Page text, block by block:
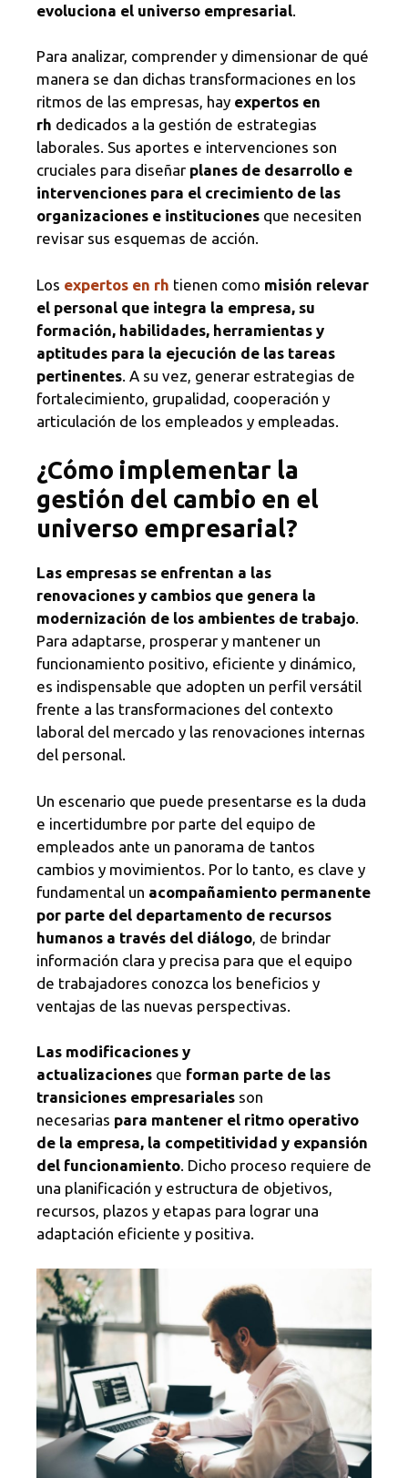
evoluciona el universo empresarial
Para analizar, comprender y dimensionar de qué
manera se dan dichas transformaciones en los
ritmos de las empresas, hay expertos en
rh dedicados a la gestión de estrategias
laborales. Sus aportes e intervenciones son
cruciales para diseñar planes de desarrollo e
intervenciones para el crecimiento de las
organizaciones e instituciones que necesiten
revisar sus esquemas de acción.
Los expertos en rh tienen como misión relevar
el personal que integra la empresa, su
formación, habilidades, herramientas y
aptitudes para la ejecución de las tareas
pertinentes . A su vez, generar estrategias de
fortalecimiento, grupalidad, cooperación y
articulación de los empleados y empleadas.
¿Cómo implementar la
gestión del cambio en el
universo empresarial?
Las empresas se enfrentan a las
renovaciones y cambios que genera la
modernización de los ambientes de trabajo.
Para adaptarse, prosperar y mantener un
funcionamiento positivo, eficiente y dinámico,
es indispensable que adopten un perfil versátil
frente a las transformaciones del contexto
laboral del mercado y las renovaciones internas
del personal.
Un escenario que puede presentarse es la duda
e incertidumbre por parte del equipo de
empleados ante un panorama de tantos
cambios y movimientos. Por lo tanto, es clave y
fundamental un acompañamiento permanente
por parte del departamento de recursos
humanos a través del diálogo , de brindar
información clara y precisa para que el equipo
de trabajadores conozca los beneficios y
ventajas de las nuevas perspectivas.
Las modificaciones y
actualizaciones que forman parte de las
transiciones empresariales son
necesarias para mantener el ritmo operativo
de la empresa, la competitividad y expansión
del funcionamiento. Dicho proceso requiere de
una planificación y estructura de objetivos,
recursos, plazos y etapas para lograr una
adaptación eficiente y positiva.